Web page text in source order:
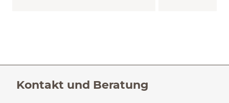
Kontakt und Beratung